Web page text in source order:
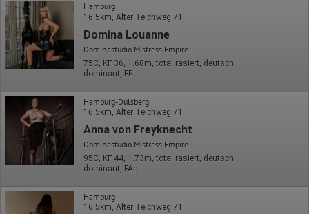
Hamburg
16.5km, Alter Teichweg 71
Domina Louanne
Dominastudio Mistress Empire
75C, KF 36, 1.68m, total rasiert, deutsch
dominant, FE
Hamburg-Dulsberg
16.5km, Alter Teichweg 71
Anna von Freyknecht
Dominastudio Mistress Empire
95C, KF 44, 1.73m, total rasiert, deutsch
dominant, FAa
Hamburg
16.5km, Alter Teichweg 71